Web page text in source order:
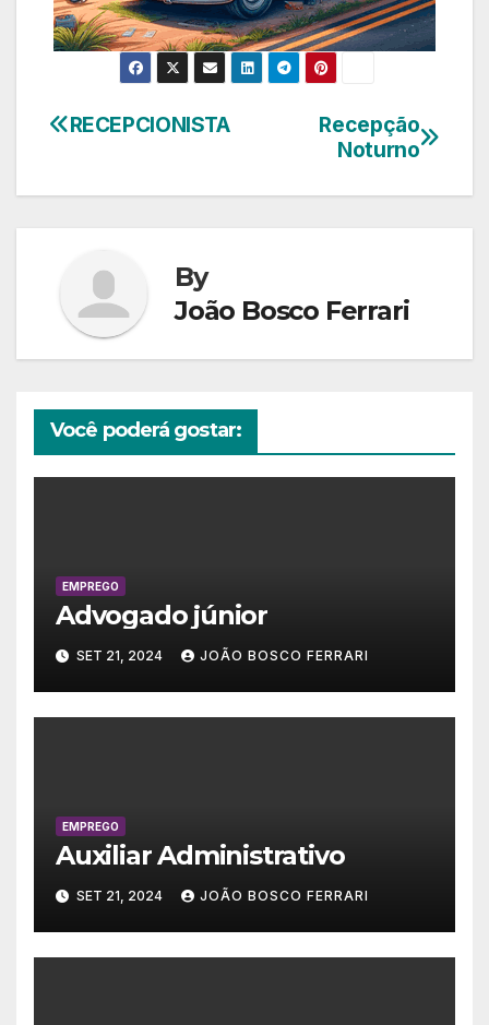
Navegação
Recepção
Noturno
RECEPCIONISTA
By
João Bosco Ferrari
Você poderá gostar:
EMPREGO
Advogado júnior
SET 21, 2024 JOÃO BOSCO FERRARI
EMPREGO
Auxiliar Administrativo
SET 21, 2024 JOÃO BOSCO FERRARI